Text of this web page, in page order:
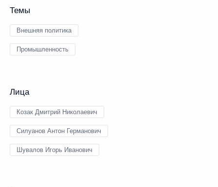
Темы
Внешняя политика
Промышленность
Лица
Козак Дмитрий Николаевич
Силуанов Антон Германович
Шувалов Игорь Иванович